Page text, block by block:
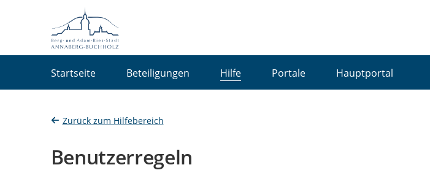
Startseite Beteiligungen Hilfe Portale Hauptportal
Zurück zum Hilfebereich
Benutzerregeln